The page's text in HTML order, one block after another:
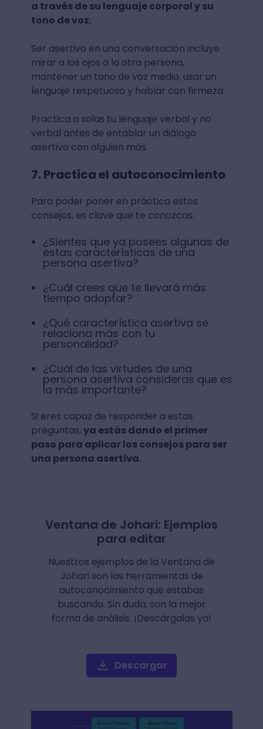
a través de su lenguaje corporal y su
tono de voz.
Ser asertivo en una conversación incluye
mirar a los ojos a la otra persona,
mantener un tono de voz medio, usar un
lenguaje respetuoso y hablar con firmeza.
Practica a solas tu lenguaje verbal y no
verbal antes de entablar un diálogo
asertivo con alguien más.
7. Practica el autoconocimiento
Para poder poner en práctica estos
consejos, es clave que te conozcas:
¿Sientes que ya posees algunas de
estas características de una
persona asertiva?
¿Cuál crees que te llevará más
tiempo adoptar?
¿Qué característica asertiva se
relaciona más con tu
personalidad?
¿Cuál de las virtudes de una
persona asertiva consideras que es
la más importante?
Si eres capaz de responder a estas
preguntas, ya estás dando el primer
paso para aplicar los consejos para ser
una persona asertiva.
Ventana de Johari: Ejemplos
para editar
Nuestros ejemplos de la Ventana de
Johari son las herramientas de
autoconocimiento que estabas
buscando. Sin duda, son la mejor
forma de análisis. ¡Descárgalas ya!
Descargar